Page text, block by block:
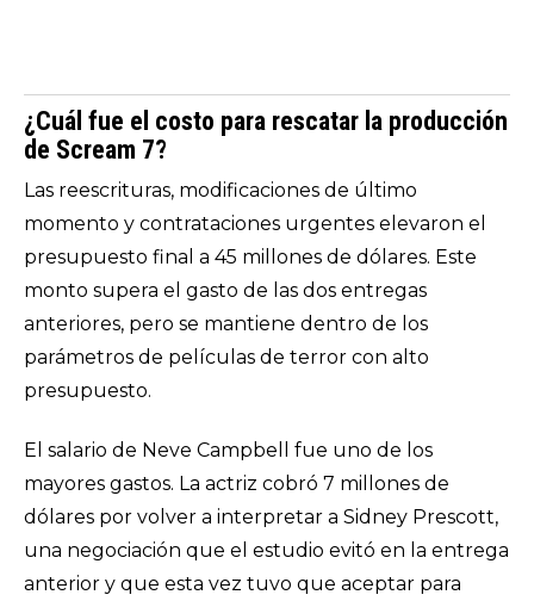
¿Cuál fue el costo para rescatar la producción
de Scream 7?
Las reescrituras, modificaciones de último
momento y contrataciones urgentes elevaron el
presupuesto final a 45 millones de dólares. Este
monto supera el gasto de las dos entregas
anteriores, pero se mantiene dentro de los
parámetros de películas de terror con alto
presupuesto.
El salario de Neve Campbell fue uno de los
mayores gastos. La actriz cobró 7 millones de
dólares por volver a interpretar a Sidney Prescott,
una negociación que el estudio evitó en la entrega
anterior y que esta vez tuvo que aceptar para